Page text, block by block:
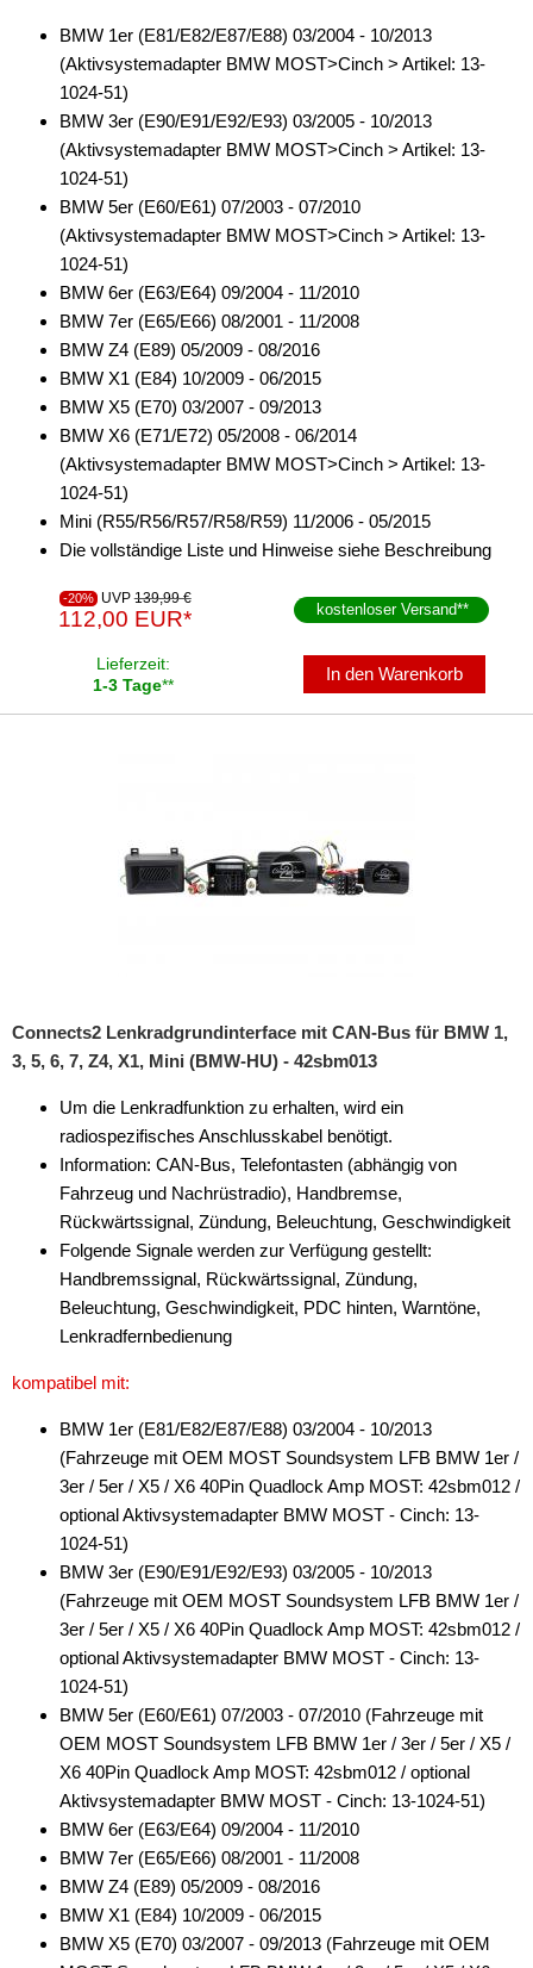
BMW 1er (E81/E82/E87/E88) 03/2004 - 10/2013
(Aktivsystemadapter BMW MOST>Cinch > Artikel: 13-
1024-51)
BMW 3er (E90/E91/E92/E93) 03/2005 - 10/2013
(Aktivsystemadapter BMW MOST>Cinch > Artikel: 13-
1024-51)
BMW 5er (E60/E61) 07/2003 - 07/2010
(Aktivsystemadapter BMW MOST>Cinch > Artikel: 13-
1024-51)
BMW 6er (E63/E64) 09/2004 - 11/2010
BMW 7er (E65/E66) 08/2001 - 11/2008
BMW Z4 (E89) 05/2009 - 08/2016
BMW X1 (E84) 10/2009 - 06/2015
BMW X5 (E70) 03/2007 - 09/2013
BMW X6 (E71/E72) 05/2008 - 06/2014
(Aktivsystemadapter BMW MOST>Cinch > Artikel: 13-
1024-51)
Mini (R55/R56/R57/R58/R59) 11/2006 - 05/2015
Die vollständige Liste und Hinweise siehe Beschreibung
-20% UVP 139,99 €
112,00 EUR* kostenloser Versand**
Lieferzeit:
1-3 Tage**
In den Warenkorb
Connects2 Lenkradgrundinterface mit CAN-Bus für BMW 1,
3, 5, 6, 7, Z4, X1, Mini (BMW-HU) - 42sbm013
Um die Lenkradfunktion zu erhalten, wird ein
radiospezifisches Anschlusskabel benötigt.
Information: CAN-Bus, Telefontasten (abhängig von
Fahrzeug und Nachrüstradio), Handbremse,
Rückwärtssignal, Zündung, Beleuchtung, Geschwindigkeit
Folgende Signale werden zur Verfügung gestellt:
Handbremssignal, Rückwärtssignal, Zündung,
Beleuchtung, Geschwindigkeit, PDC hinten, Warntöne,
Lenkradfernbedienung
kompatibel mit:
BMW 1er (E81/E82/E87/E88) 03/2004 - 10/2013
(Fahrzeuge mit OEM MOST Soundsystem LFB BMW 1er /
3er / 5er / X5 / X6 40Pin Quadlock Amp MOST: 42sbm012 /
optional Aktivsystemadapter BMW MOST - Cinch: 13-
1024-51)
BMW 3er (E90/E91/E92/E93) 03/2005 - 10/2013
(Fahrzeuge mit OEM MOST Soundsystem LFB BMW 1er /
3er / 5er / X5 / X6 40Pin Quadlock Amp MOST: 42sbm012 /
optional Aktivsystemadapter BMW MOST - Cinch: 13-
1024-51)
BMW 5er (E60/E61) 07/2003 - 07/2010 (Fahrzeuge mit
OEM MOST Soundsystem LFB BMW 1er / 3er / 5er / X5 /
X6 40Pin Quadlock Amp MOST: 42sbm012 / optional
Aktivsystemadapter BMW MOST - Cinch: 13-1024-51)
BMW 6er (E63/E64) 09/2004 - 11/2010
BMW 7er (E65/E66) 08/2001 - 11/2008
BMW Z4 (E89) 05/2009 - 08/2016
BMW X1 (E84) 10/2009 - 06/2015
BMW X5 (E70) 03/2007 - 09/2013 (Fahrzeuge mit OEM